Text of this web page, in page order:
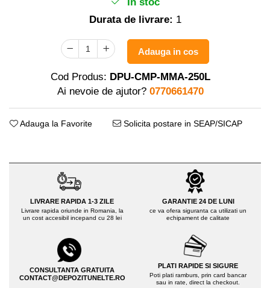
Aparat spalat cu presiune
Casa si Gradina
Curatare pavaj
Lopeti pentru zapada
Unelte pentru gradina
Drujbe
Drujbe cu acumulator
Drujbe electrice
Drujbe pe benzina
Aeroterme industriale
Aparate de aer conditionat
Bormasini cu coloana
Masini de frezat
Scule de mana
Scule multifuncționale
Telemetre Digitale
Topoare
Accesorii aparate sudura
Aparate de sudura cu plasma
Invertoare sudura - IGBT / MMA
Durata de livrare: 1
Adauga in cos
Cod Produs: DPU-CMP-MMA-250L
Ai nevoie de ajutor? 0770661470
Adauga la Favorite Solicita postare in SEAP/SICAP
LIVRARE RAPIDA 1-3 ZILE
Livrare rapida oriunde in Romania, la
un cost accesibil incepand cu 28 lei
GARANTIE 24 DE LUNI
ce va ofera siguranta ca utilizati un
echipament de calitate
CONSULTANTA GRATUITA
CONTACT@DEPOZITUNELTE.RO
PLATI RAPIDE SI SIGURE
Poti plati ramburs, prin card bancar
sau in rate, direct la checkout.